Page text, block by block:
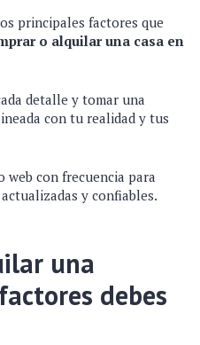
principales factores que
o alquilar una casa en
detalle y tomar una
con tu realidad y tus
con frecuencia para
y confiables.
una
debes